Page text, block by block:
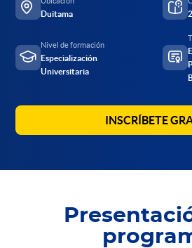
Duitama
Nivel de formación
Especialización
Universitaria
INSCRÍBETE